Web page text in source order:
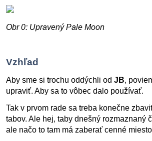
Obr 0: Upravený Pale Moon
Vzhľad
Aby sme si trochu oddýchli od JB,
upraviť. Aby sa to vôbec dalo používať.
Tak v prvom rade sa treba konečne
tabov. Ale hej, taby dnešný rozmaznaný
ale načo to tam má zaberať cenné